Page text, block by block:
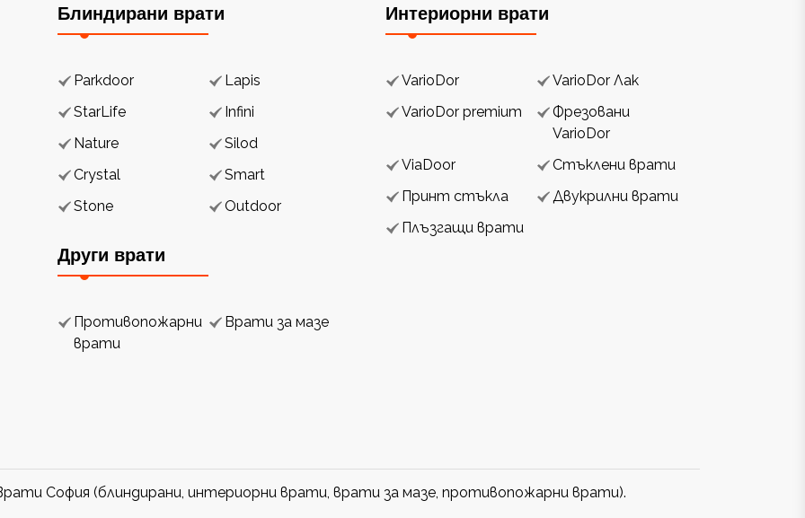
Блиндирани врати
Parkdoor
Lapis
StarLife
Infini
Nature
Silod
Crystal
Smart
Stone
Outdoor
Интериорни врати
VarioDor
VarioDor Лак
VarioDor premium
Фрезовани
VarioDor
ViaDoor
Стъклени врати
Принт стъкла
Двукрилни врати
Плъзгащи врати
Други врати
Противопожарни
врати
Врати за мазе
София (блиндирани, интериорни врати, врати за мазе, противопожарни врати).